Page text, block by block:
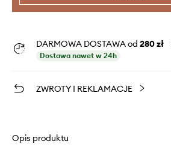
DARMOWA DOSTAWA od 280 zł
Dostawa nawet w 24h
ZWROTY I REKLAMACJE
Opis produktu